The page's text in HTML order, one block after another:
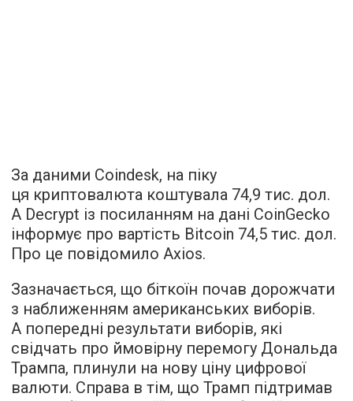
За даними Coindesk, на піку
ця криптовалюта коштувала 74,9 тис. дол.
А Decrypt із посиланням на дані CoinGecko
інформує про вартість Bitcoin 74,5 тис. дол.
Про це повідомило Axios.
Зазначається, що біткоїн почав дорожчати
з наближенням американських виборів.
А попередні результати виборів, які
свідчать про ймовірну перемогу Дональда
Трампа, плинули на нову ціну цифрової
валюти. Справа в тім, що Трамп підтримав